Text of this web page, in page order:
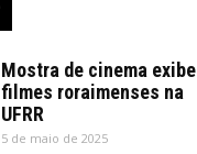
Mostra de cinema exibe
filmes roraimenses na
UFRR
5 de maio de 2025